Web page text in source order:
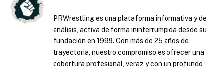
PRWrestling es una plataforma informativa y de
análisis, activa de forma ininterrumpida desde su
fundación en 1999. Con más de 25 años de
trayectoria, nuestro compromiso es ofrecer una
cobertura profesional, veraz y con un profundo